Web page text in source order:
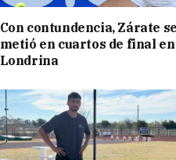
Con contundencia, Zárate se
metió en cuartos de final en
Londrina